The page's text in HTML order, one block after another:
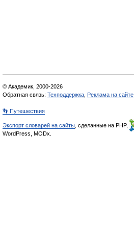
© Академик, 2000-2026
Обратная связь: Техподдержка Реклама на сайте
👣 Путешествия
Экспорт словарей на сайты , сделанные на PHP,
WordPress, MODx.